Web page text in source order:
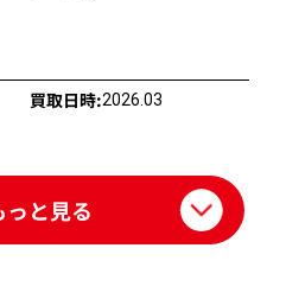
買取日時:2026.03
っと見る